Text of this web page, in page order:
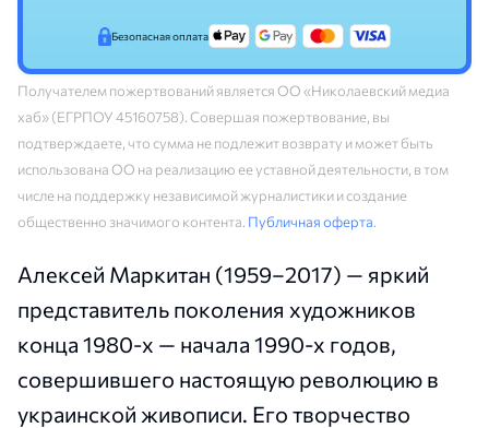
Безопасная оплата
Получателем пожертвований является ОО «Николаевский медиа
хаб» (ЕГРПОУ 45160758). Совершая пожертвование, вы
подтверждаете, что сумма не подлежит возврату и может быть
использована ОО на реализацию ее уставной деятельности, в том
числе на поддержку независимой журналистики и создание
общественно значимого контента. Публичная оферта.
Алексей Маркитан (1959–2017) — яркий
представитель поколения художников
конца 1980-х — начала 1990-х годов,
совершившего настоящую революцию в
украинской живописи. Его творчество